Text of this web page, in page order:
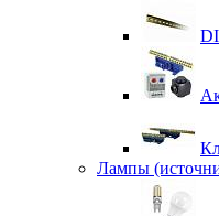
Лампы